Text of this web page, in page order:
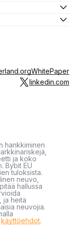
WhitePaper
linkedin.com
hankkiminen
ja koko
Bybit EU
tuloksista.
neuvo,
hallussa
ja heitä
neuvojia.
käyttöehdot.